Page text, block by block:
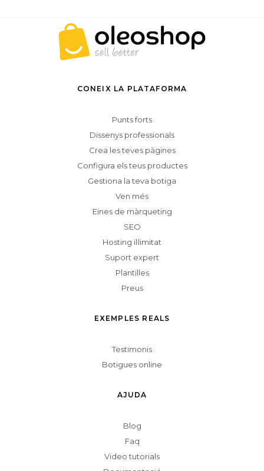
CONEIX LA PLATAFORMA
Punts forts
Dissenys professionals
Crea les teves pàgines
Configura els teus productes
Gestiona la teva botiga
Ven més
Eines de màrqueting
SEO
Hosting il·limitat
Suport expert
Plantilles
Preus
EXEMPLES REALS
Testimonis
Botigues online
AJUDA
Blog
Faq
Video tutorials